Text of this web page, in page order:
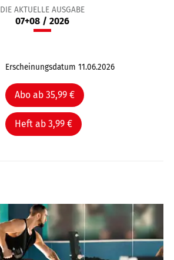
DIE AKTUELLE AUSGABE
07+08 / 2026
Erscheinungsdatum 11.06.2026
Abo ab 35,99 €
Heft ab 3,99 €